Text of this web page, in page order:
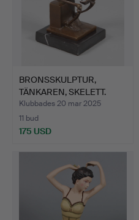
BRONSSKULPTUR,
TÄNKAREN, SKELETT.
Klubbades 20 mar 2025
11 bud
175 USD